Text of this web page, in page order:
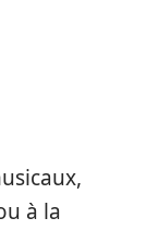
à la